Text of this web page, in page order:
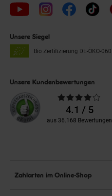
Unsere Siegel
Bio Zertifizierung DE-ÖKO-060
Unsere Kundenbewertungen
Durchschnittliche
Bewertungen4.1 / 5
aus 36.168 Bewertungen
Zahlarten im Online-Shop